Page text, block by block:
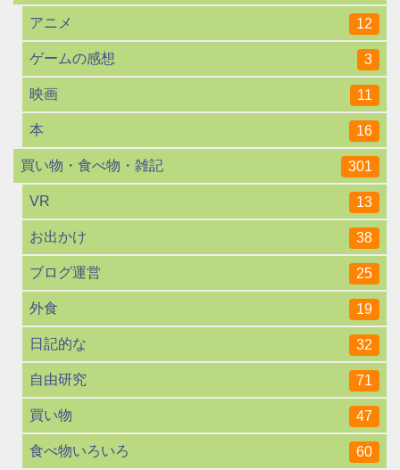
アニメ 12
ゲームの感想 3
映画 11
本 16
買い物・食べ物・雑記 301
VR 13
お出かけ 38
ブログ運営 25
外食 19
日記的な 32
自由研究 71
買い物 47
食べ物いろいろ 60